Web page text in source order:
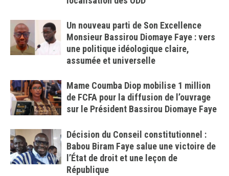
Un nouveau parti de Son Excellence
Monsieur Bassirou Diomaye Faye : vers
une politique idéologique claire,
assumée et universelle
Mame Coumba Diop mobilise 1 million
de FCFA pour la diffusion de l’ouvrage
sur le Président Bassirou Diomaye Faye
Décision du Conseil constitutionnel :
Babou Biram Faye salue une victoire de
l’État de droit et une leçon de
République